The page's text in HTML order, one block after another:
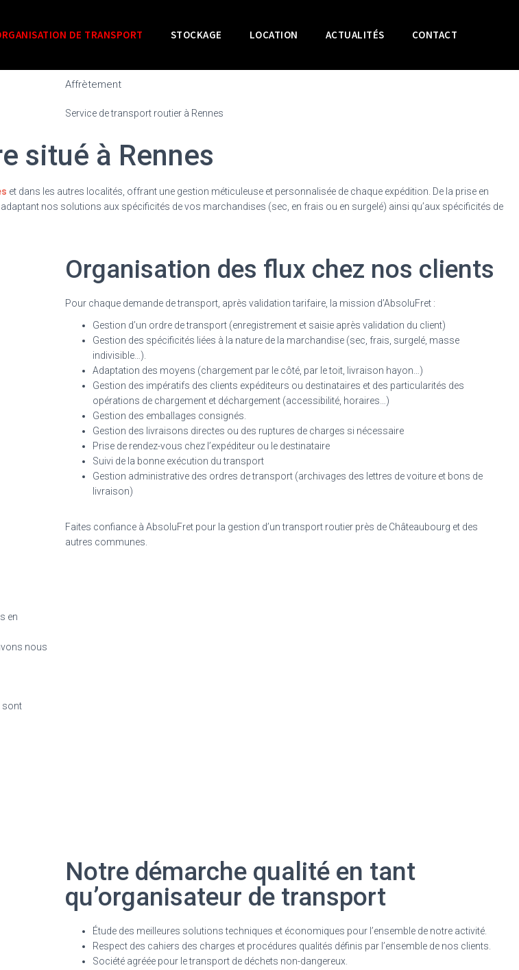
DE TRANSPORT STOCKAGE LOCATION ACTUALITÉS CONTACT
Affrètement
Service de transport routier à Rennes
situé à Rennes
et dans les autres localités, offrant une gestion méticuleuse et personnalisée de chaque expédition. De la prise en
nos solutions aux spécificités de vos marchandises (sec, en frais ou en surgelé) ainsi qu’aux spécificités de
Organisation des flux chez nos clients
Pour chaque demande de transport, après validation tarifaire, la mission d’AbsoluFret :
Gestion d’un ordre de transport (enregistrement et saisie après validation du client)
Gestion des spécificités liées à la nature de la marchandise (sec, frais, surgelé, masse
indivisible…).
Adaptation des moyens (chargement par le côté, par le toit, livraison hayon…)
Gestion des impératifs des clients expéditeurs ou destinataires et des particularités des
opérations de chargement et déchargement (accessibilité, horaires…)
Gestion des emballages consignés.
Gestion des livraisons directes ou des ruptures de charges si nécessaire
Prise de rendez-vous chez l’expéditeur ou le destinataire
Suivi de la bonne exécution du transport
Gestion administrative des ordres de transport (archivages des lettres de voiture et bons de
livraison)
Faites confiance à AbsoluFret pour la gestion d’un transport routier près de Châteaubourg et des
autres communes.
en
nous
sont
Notre démarche qualité en tant
qu’organisateur de transport
Étude des meilleures solutions techniques et économiques pour l’ensemble de notre activité.
Respect des cahiers des charges et procédures qualités définis par l’ensemble de nos clients.
Société agréée pour le transport de déchets non-dangereux.